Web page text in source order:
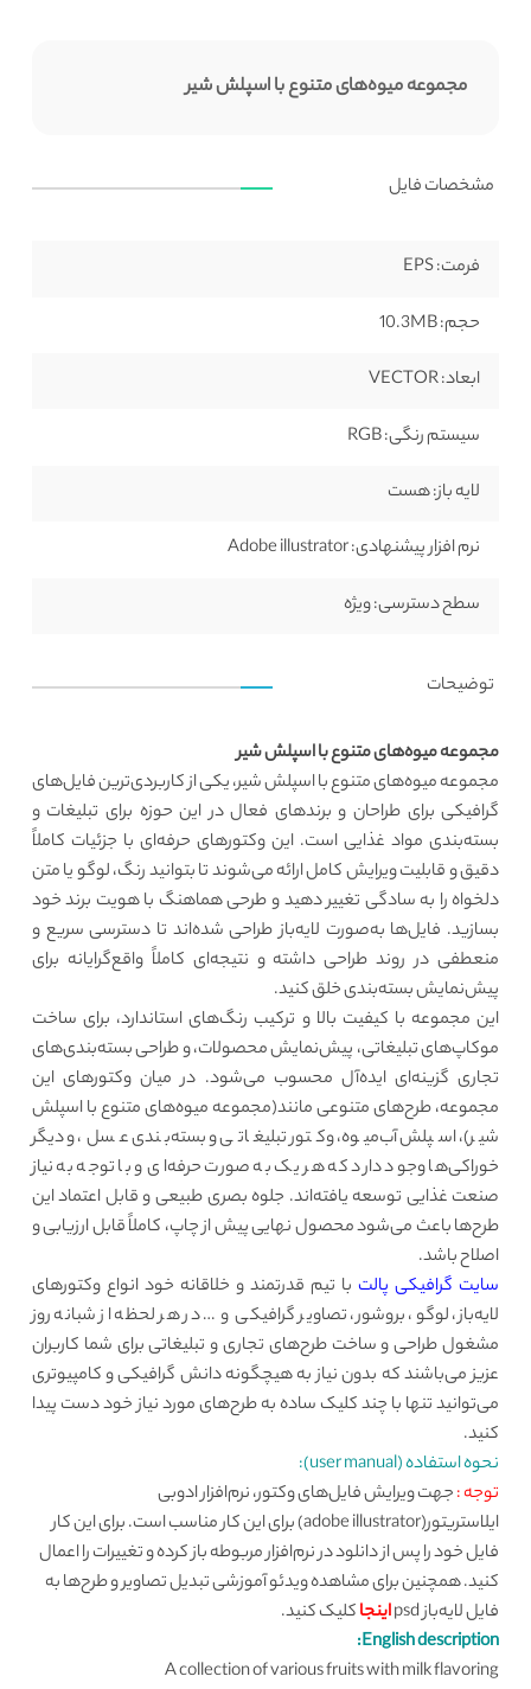
مجموعه میوه‌های متنوع با اسپلش شیر
مشخصات فایل
فرمت:
حجم:
ابعاد:
سیستم رنگی:
لایه باز:هست
نرم افزار پیشنهادی:
سطح دسترسی:ویژه
توضیحات
مجموعه میوه‌های متنوع با اسپلش شیر
مجموعه میوه‌های متنوع با اسپلش شیر، یکی از کاربردی‌ترین فایل‌های
گرافیکی برای طراحان و برندهای فعال در این حوزه برای تبلیغات و
بسته‌بندی مواد غذایی است. این وکتورهای حرفه‌ای با جزئیات کاملاً
دقیق و قابلیت ویرایش کامل ارائه می‌شوند تا بتوانید رنگ، لوگو یا متن
دلخواه را به سادگی تغییر دهید و طرحی هماهنگ با هویت برند خود
بسازید. فایل‌ها به‌صورت لایه‌باز طراحی شده‌اند تا دسترسی سریع و
منعطفی در روند طراحی داشته و نتیجه‌ای کاملاً واقع‌گرایانه برای
پیش‌نمایش بسته‌بندی خلق کنید.
این مجموعه با کیفیت بالا و ترکیب رنگ‌های استاندارد، برای ساخت
موکاپ‌های تبلیغاتی، پیش‌نمایش محصولات، و طراحی بسته‌بندی‌های
تجاری گزینه‌ای ایده‌آل محسوب می‌شود. در میان وکتورهای این
مجموعه، طرح‌های متنوعی مانند(مجموعه میوه‌های متنوع با اسپلش
شیر)، اسپلش آب‌میوه، وکتور تبلیغاتی و بسته‌بندی عسل، و دیگر
خوراکی‌ها وجود دارد که هر یک به صورت حرفه‌ای و با توجه به نیاز
صنعت غذایی توسعه یافته‌اند. جلوه بصری طبیعی و قابل اعتماد این
طرح‌ها باعث می‌شود محصول نهایی پیش از چاپ، کاملاً قابل ارزیابی و
اصلاح باشد.
سایت گرافیکی پالتبا تیم قدرتمند و خلاقانه خود انواع وکتورهای
لایه‌باز، لوگو، بروشور، تصاویر گرافیکی و … در هر لحظه از شبانه روز
مشغول طراحی و ساخت طرح‌های تجاری و تبلیغاتی برای شما کاربران
عزیز می‌باشند که بدون نیاز به هیچگونه دانش گرافیکی و کامپیوتری
می‌توانید تنها با چند کلیک ساده به طرح‌های مورد نیاز خود دست پیدا
کنید.
نحوه استفاده (user manual):
توجه :جهت ویرایش فایل‌های وکتور، نرم‌افزار ادوبی
ایلاستریتور(adobe illustrator) برای این کار مناسب است. برای این کار
فایل خود را پس از دانلود در نرم‌افزار مربوطه باز کرده و تغییرات را اعمال
کنید. همچنین برای مشاهده ویدئو آموزشی تبدیل تصاویر و طرح‌ها به
فایل لایه‌باز psd
اینجاکلیک کنید.
English description:
A collection of various fruits with milk flavoring